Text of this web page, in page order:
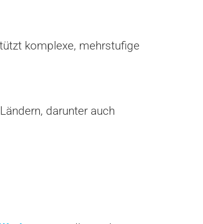
komplexe, mehrstufige
darunter auch